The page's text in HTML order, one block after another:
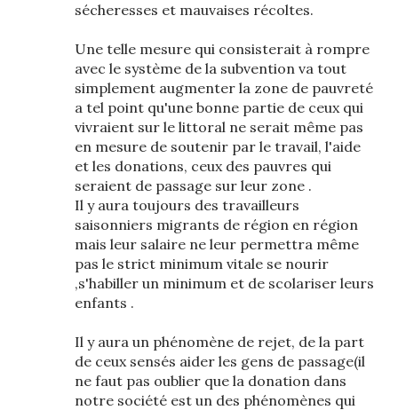
sécheresses et mauvaises récoltes.
Une telle mesure qui consisterait à rompre
avec le système de la subvention va tout
simplement augmenter la zone de pauvreté
a tel point qu'une bonne partie de ceux qui
vivraient sur le littoral ne serait même pas
en mesure de soutenir par le travail, l'aide
et les donations, ceux des pauvres qui
seraient de passage sur leur zone .
Il y aura toujours des travailleurs
saisonniers migrants de région en région
mais leur salaire ne leur permettra même
pas le strict minimum vitale se nourir
,s'habiller un minimum et de scolariser leurs
enfants .
Il y aura un phénomène de rejet, de la part
de ceux sensés aider les gens de passage(il
ne faut pas oublier que la donation dans
notre société est un des phénomènes qui